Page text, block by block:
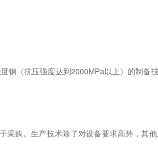
（抗压强度达到2000MPa以上）的制备
购。生产技术除了对设备要求高外，其